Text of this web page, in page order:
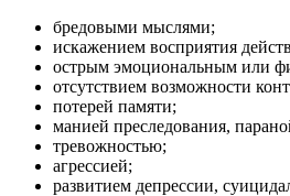
бредовыми мыслями;
искажением восприятия
острым эмоциональным или
отсутствием возможности
потерей памяти;
манией преследования,
тревожностью;
агрессией;
развитием депрессии,